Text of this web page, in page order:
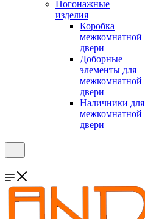
Погонажные
изделия
Коробка
межкомнатной
двери
Доборные
элементы для
межкомнатной
двери
Наличники для
межкомнатной
двери